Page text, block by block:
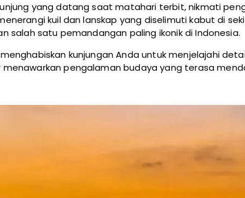
yang datang saat matahari terbit, nikmati
kuil dan lanskap yang diselimuti kabut di
salah satu pemandangan paling ikonik di Indonesia.
menghabiskan kunjungan Anda untuk menjelajahi
menawarkan pengalaman budaya yang terasa